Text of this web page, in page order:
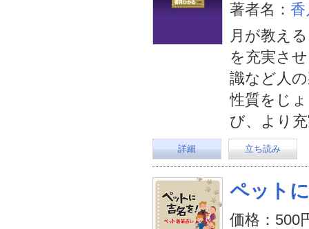
著者名：
月が教え
を充実さ
識など人
性質をじ
び、より
詳細 立ち読み
ペット
価格：500